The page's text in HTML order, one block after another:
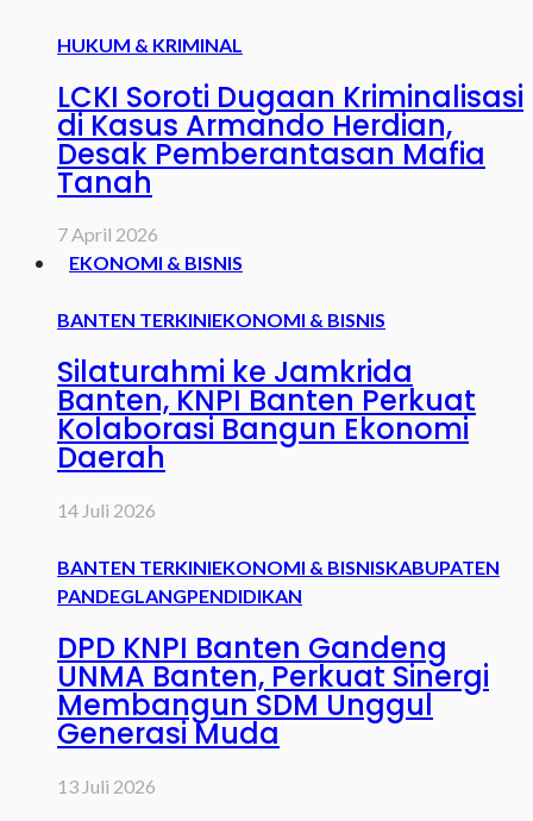
HUKUM & KRIMINAL
LCKI Soroti Dugaan Kriminalisasi
di Kasus Armando Herdian,
Desak Pemberantasan Mafia
Tanah
7 April 2026
EKONOMI & BISNIS
BANTEN TERKINIEKONOMI & BISNIS
Silaturahmi ke Jamkrida
Banten, KNPI Banten Perkuat
Kolaborasi Bangun Ekonomi
Daerah
14 Juli 2026
BANTEN TERKINIEKONOMI & BISNISKABUPATEN
PANDEGLANGPENDIDIKAN
DPD KNPI Banten Gandeng
UNMA Banten, Perkuat Sinergi
Membangun SDM Unggul
Generasi Muda
13 Juli 2026